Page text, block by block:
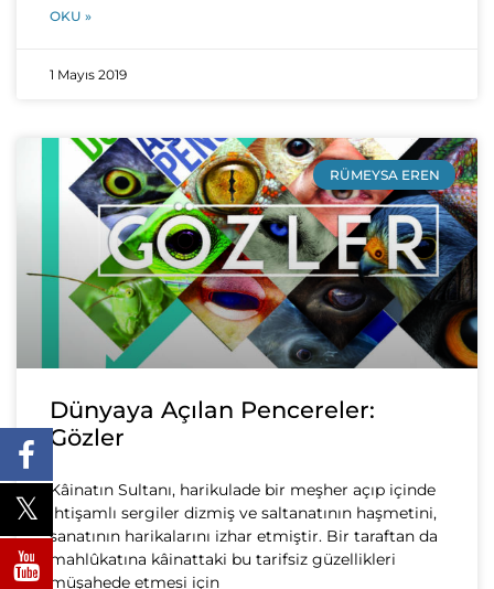
OKU »
1 Mayıs 2019
RÜMEYSA EREN
Dünyaya Açılan Pencereler:
Gözler
Kâinatın Sultanı, harikulade bir meşher açıp içinde
ihtişamlı sergiler dizmiş ve saltanatının haşmetini,
sanatının harikalarını izhar etmiştir. Bir taraftan da
mahlûkatına kâinattaki bu tarifsiz güzellikleri
müşahede etmesi için